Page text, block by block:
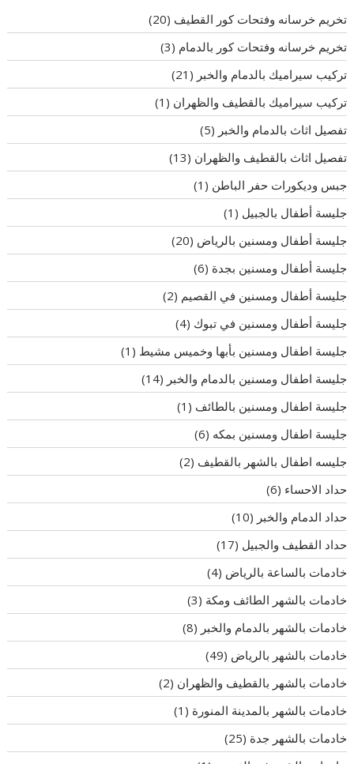
تخريم خرسانه وفتحات كور القطيف (20)
تخريم خرسانه وفتحات كور بالدمام (3)
تركيب سيراميك بالدمام والخبر (21)
تركيب سيراميك بالقطيف والظهران (1)
تفصيل اثاث بالدمام والخبر (5)
تفصيل اثاث بالقطيف والظهران (13)
جبس وديكورات حفر الباطن (1)
جليسة أطفال بالجبيل (1)
جليسة أطفال ومسنين بالرياض (20)
جليسة أطفال ومسنين بجدة (6)
جليسة أطفال ومسنين في القصيم (2)
جليسة أطفال ومسنين في تبوك (4)
جليسة اطفال ومسنين بأبها وخميس مشيط (1)
جليسة اطفال ومسنين بالدمام والخبر (14)
جليسة اطفال ومسنين بالطائف (1)
جليسة اطفال ومسنين بمكه (6)
جليسه اطفال بالشهر بالقطيف (2)
حداد الاحساء (6)
حداد الدمام والخبر (10)
حداد القطيف والجبيل (17)
خادمات بالساعة بالرياض (4)
خادمات بالشهر الطائف ومكة (3)
خادمات بالشهر بالدمام والخبر (8)
خادمات بالشهر بالرياض (49)
خادمات بالشهر بالقطيف والظهران (2)
خادمات بالشهر بالمدينة المنورة (1)
خادمات بالشهر جدة (25)